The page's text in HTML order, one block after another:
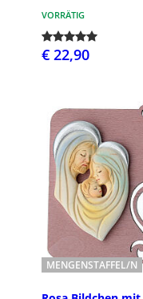
VORRÄTIG
€ 22,90
MENGENSTAFFEL/N